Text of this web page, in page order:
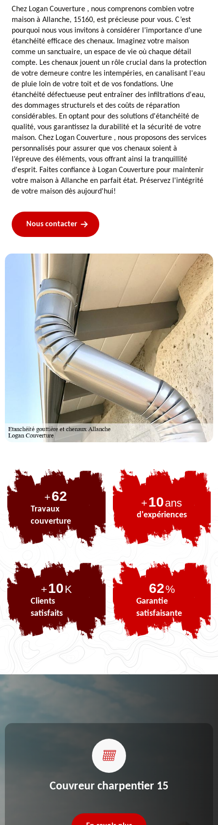
Chez Logan Couverture , nous comprenons combien votre
maison à Allanche, 15160, est précieuse pour vous. C’est
pourquoi nous vous invitons à considérer l’importance d’une
étanchéité efficace des chenaux. Imaginez votre maison
comme un sanctuaire, un espace de vie où chaque détail
compte. Les chenaux jouent un rôle crucial dans la protection
de votre demeure contre les intempéries, en canalisant l'eau
de pluie loin de votre toit et de vos fondations. Une
étanchéité défectueuse peut entraîner des infiltrations d'eau,
des dommages structurels et des coûts de réparation
considérables. En optant pour des solutions d'étanchéité de
qualité, vous garantissez la durabilité et la sécurité de votre
maison. Chez Logan Couverture , nous proposons des services
personnalisés pour assurer que vos chenaux soient à
l’épreuve des éléments, vous offrant ainsi la tranquillité
d'esprit. Faites confiance à Logan Couverture pour maintenir
votre maison à Allanche en parfait état. Préservez l'intégrité
de votre maison dès aujourd'hui!
Nous contacter
+77
Travaux
couverture
+10ans
d'expériences
+10K
Clients
satisfaits
77%
Garantie
satisfaisante
Couvreur charpentier 15